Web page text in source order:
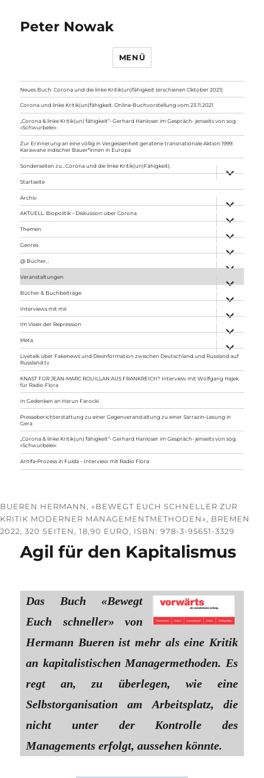
Peter Nowak
MENÜ
Neues Buch: Corona und die linke Kritik(un)fähigkeit (erschienen Oktober 2021)
Corona und linke Kritik(un)fähigkeit. Online-Buchvorstellung vom 23.11.2021
„Corona & linke Kritik(un) fähigkeit“- Gerhard Hanloser im Gespräch- jenseits von sog.
»Schwurbelei«
Zur Erinnerung an eine völlig in Vergessenheit geratene transnationale Aktion 1999:
Karawane indischer Bauer*innen in Europa
Sonderseiten zu…Corona und die linke Kritik(un)Fähigkeit).
anzeigen
Startseite
Archiv
anzeigen
AKTUELL: Biopolitik – Diskussion über Corona
anzeigen
Themen
anzeigen
Genres
anzeigen
@ Bücher…
Veranstaltungen
anzeigen
Bücher & Buchbeiträge
anzeigen
Interviews mit mir
anzeigen
Im Visier der Repression
anzeigen
Meta
anzeigen
Livetalk über Fakenews und Desinformation zwischen Deutschland und Russland auf
Russland.tv
KNAST FÜR JEAN-MARC ROUILLAN AUS FRANKREICH? Interview mit Wolfgang Hajek
für Radio Flora
In Gedenken an Harun Farocki
Presseberichterstattung zu einer Gegenveranstaltung zu einer Sarrazin-Lesung in
Gera
„Corona & linke Kritik(un) fähigkeit“- Gerhard Hanloser im Gespräch- jenseits von sog.
»Schwurbelei«
Antifa-Prozess in Fulda – Interview mit Radio Flora
BUEREN HERMANN, «BEWEGT EUCH SCHNELLER ZUR
KRITIK MODERNER MANAGEMENTMETHODEN», BREMEN
2022, 320 SEITEN, 18,90 EURO, ISBN: 978-3-95651-3329
Agil für den Kapitalismus
Das Buch «Bewegt
Euch schneller» von
Hermann Bueren ist mehr als eine Kritik
an kapitalistischen Managermethoden. Es
regt an, zu überlegen, wie eine
Selbstorganisation am Arbeitsplatz, die
nicht unter der Kontrolle des
Managements erfolgt, aussehen könnte.